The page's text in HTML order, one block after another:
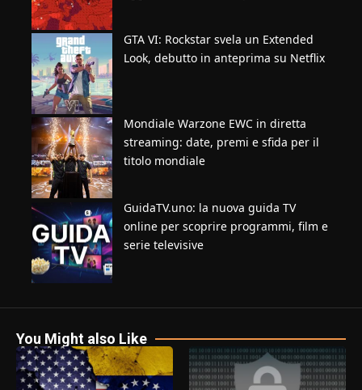
GTA VI: Rockstar svela un Extended
Look, debutto in anteprima su Netflix
Mondiale Warzone EWC in diretta
streaming: date, premi e sfida per il
titolo mondiale
GuidaTV.uno: la nuova guida TV
online per scoprire programmi, film e
serie televisive
You Might also Like